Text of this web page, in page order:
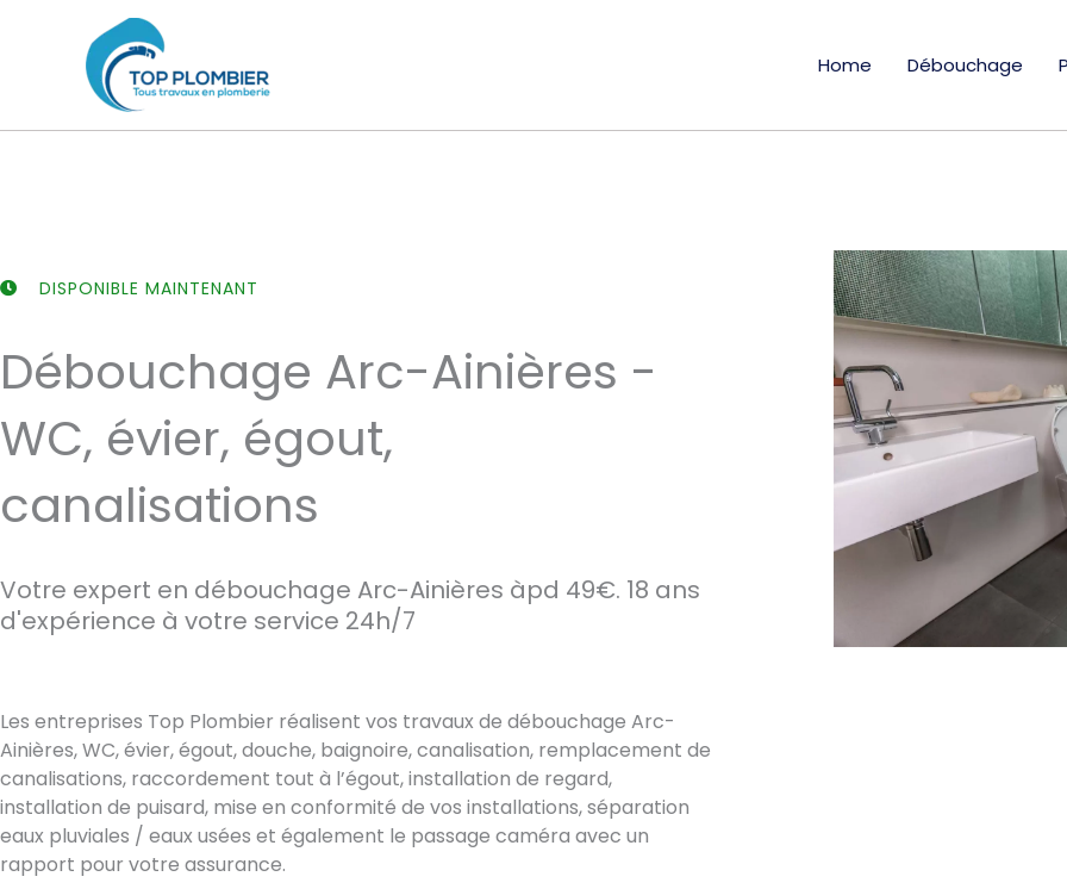
Home Débouchage
DISPONIBLE MAINTENANT
Débouchage Arc-Ainières -
WC, évier, égout,
canalisations
Votre expert en débouchage Arc-Ainières àpd 49€. 18 ans
d'expérience à votre service 24h/7
Les entreprises Top Plombier réalisent vos travaux de débouchage Arc-
Ainières, WC, évier, égout, douche, baignoire, canalisation, remplacement de
canalisations, raccordement tout à l’égout, installation de regard,
installation de puisard, mise en conformité de vos installations, séparation
eaux pluviales / eaux usées et également le passage caméra avec un
rapport pour votre assurance.